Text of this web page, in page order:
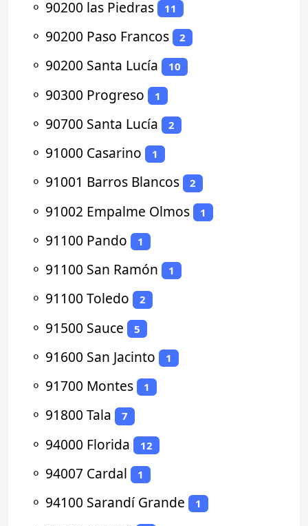
⚬ 90200 las Piedras 11
⚬ 90200 Paso Francos 2
⚬ 90200 Santa Lucía 10
⚬ 90300 Progreso 1
⚬ 90700 Santa Lucía 2
⚬ 91000 Casarino 1
⚬ 91001 Barros Blancos 2
⚬ 91002 Empalme Olmos 1
⚬ 91100 Pando 1
⚬ 91100 San Ramón 1
⚬ 91100 Toledo 2
⚬ 91500 Sauce 5
⚬ 91600 San Jacinto 1
⚬ 91700 Montes 1
⚬ 91800 Tala 7
⚬ 94000 Florida 12
⚬ 94007 Cardal 1
⚬ 94100 Sarandí Grande 1